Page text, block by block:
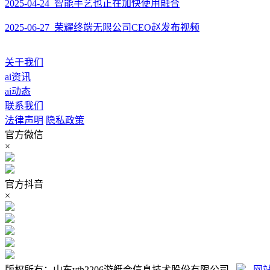
2025-04-24 智能手艺也正在加快使用融合
2025-06-27 荣耀终端无限公司CEO赵发布视频
关于我们
ai资讯
ai动态
联系我们
法律声明 隐私政策
官方微信
×
官方抖音
×